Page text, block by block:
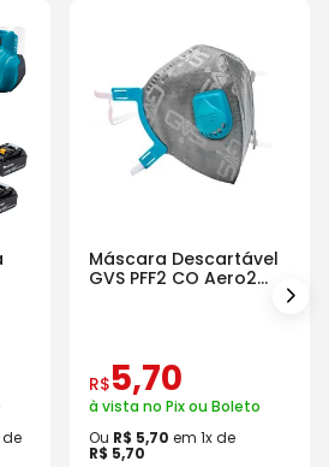
e
de
Máscara Descartável
GVS PFF2 CO Aero2
R$5,70
à vista no Pix ou Boleto
Ou R$ 5,70 em 1x de
R$ 5,70